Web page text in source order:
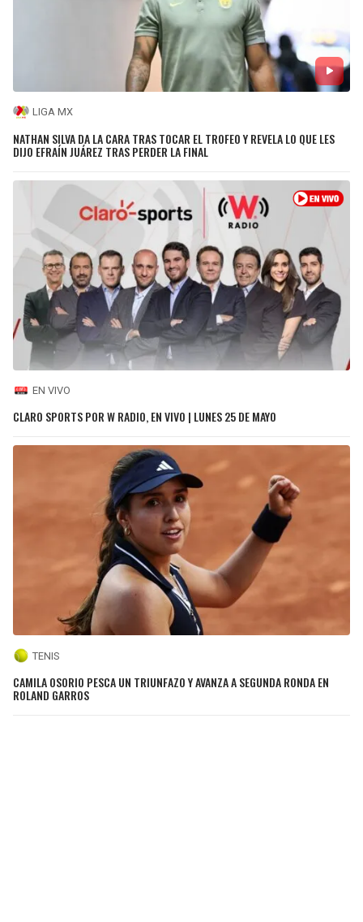
LIGA MX
NATHAN SILVA DA LA CARA TRAS TOCAR EL TROFEO Y REVELA LO QUE LES
DIJO EFRAÍN JUÁREZ TRAS PERDER LA FINAL
EN VIVO
CLARO SPORTS POR W RADIO, EN VIVO | LUNES 25 DE MAYO
TENIS
CAMILA OSORIO PESCA UN TRIUNFAZO Y AVANZA A SEGUNDA RONDA EN
ROLAND GARROS